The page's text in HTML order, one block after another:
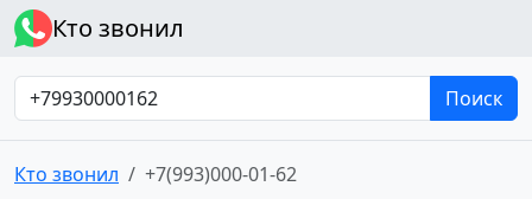
Кто звонил
Поиск
Кто звонил +7(993)000-01-62